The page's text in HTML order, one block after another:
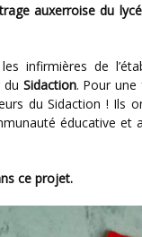
infirmières de
du Sidaction. Pour
du Sidaction ! Ils
éducative et
ce projet.